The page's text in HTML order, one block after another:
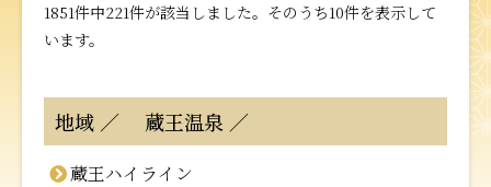
1851件中221件が該当しました。そのうち10件を表示して
います。
地域 蔵王温泉
蔵王ハイライン